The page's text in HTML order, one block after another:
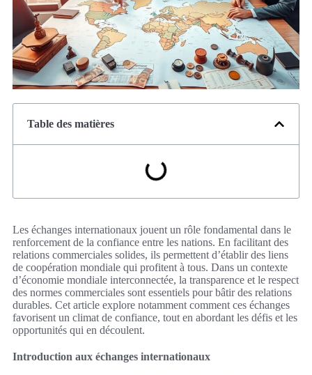
Table des matières
Les échanges internationaux jouent un rôle fondamental dans le
renforcement de la confiance entre les nations. En facilitant des
relations commerciales solides, ils permettent d’établir des liens
de coopération mondiale qui profitent à tous. Dans un contexte
d’économie mondiale interconnectée, la transparence et le respect
des normes commerciales sont essentiels pour bâtir des relations
durables. Cet article explore notamment comment ces échanges
favorisent un climat de confiance, tout en abordant les défis et les
opportunités qui en découlent.
Introduction aux échanges internationaux